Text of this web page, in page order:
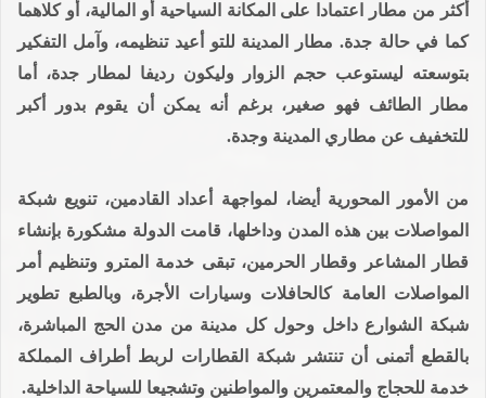
أكثر من مطار اعتمادا على المكانة السياحية أو المالية، أو كلاهما
كما في حالة جدة. مطار المدينة للتو أعيد تنظيمه، وآمل التفكير
بتوسعته ليستوعب حجم الزوار وليكون رديفا لمطار جدة، أما
مطار الطائف فهو صغير، برغم أنه يمكن أن يقوم بدور أكبر
للتخفيف عن مطاري المدينة وجدة.
من الأمور المحورية أيضا، لمواجهة أعداد القادمين، تنويع شبكة
المواصلات بين هذه المدن وداخلها، قامت الدولة مشكورة بإنشاء
قطار المشاعر وقطار الحرمين، تبقى خدمة المترو وتنظيم أمر
المواصلات العامة كالحافلات وسيارات الأجرة، وبالطبع تطوير
شبكة الشوارع داخل وحول كل مدينة من مدن الحج المباشرة،
بالقطع أتمنى أن تنتشر شبكة القطارات لربط أطراف المملكة
خدمة للحجاج والمعتمرين والمواطنين وتشجيعا للسياحة الداخلية.